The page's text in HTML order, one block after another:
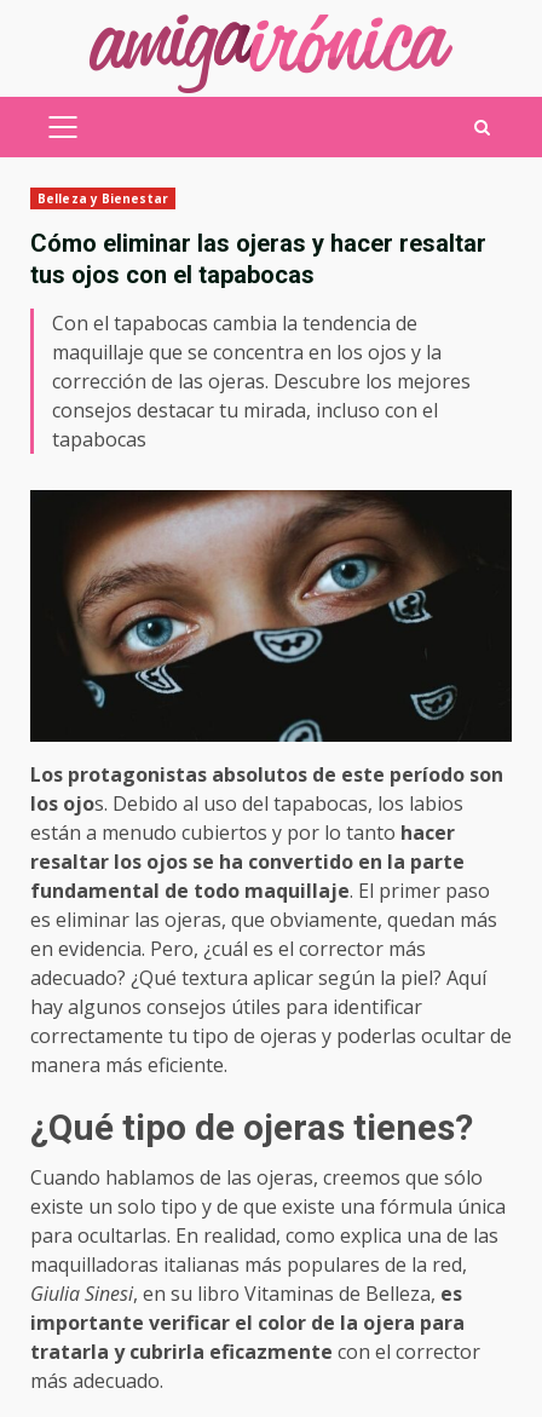
MENÚ
Belleza y Bienestar
Cómo eliminar las ojeras y hacer resaltar
tus ojos con el tapabocas
Con el tapabocas cambia la tendencia de
maquillaje que se concentra en los ojos y la
corrección de las ojeras. Descubre los mejores
consejos destacar tu mirada, incluso con el
tapabocas
Los protagonistas absolutos de este período son
los ojos. Debido al uso del tapabocas, los labios
están a menudo cubiertos y por lo tanto hacer
resaltar los ojos se ha convertido en la parte
fundamental de todo maquillaje. El primer paso
es eliminar las ojeras, que obviamente, quedan más
en evidencia. Pero, ¿cuál es el corrector más
adecuado? ¿Qué textura aplicar según la piel? Aquí
hay algunos consejos útiles para identificar
correctamente tu tipo de ojeras y poderlas ocultar de
manera más eficiente.
¿Qué tipo de ojeras tienes?
Cuando hablamos de las ojeras, creemos que sólo
existe un solo tipo y de que existe una fórmula única
para ocultarlas. En realidad, como explica una de las
maquilladoras italianas más populares de la red,
Giulia Sinesi, en su libro Vitaminas de Belleza, es
importante verificar el color de la ojera para
tratarla y cubrirla eficazmente con el corrector
más adecuado.